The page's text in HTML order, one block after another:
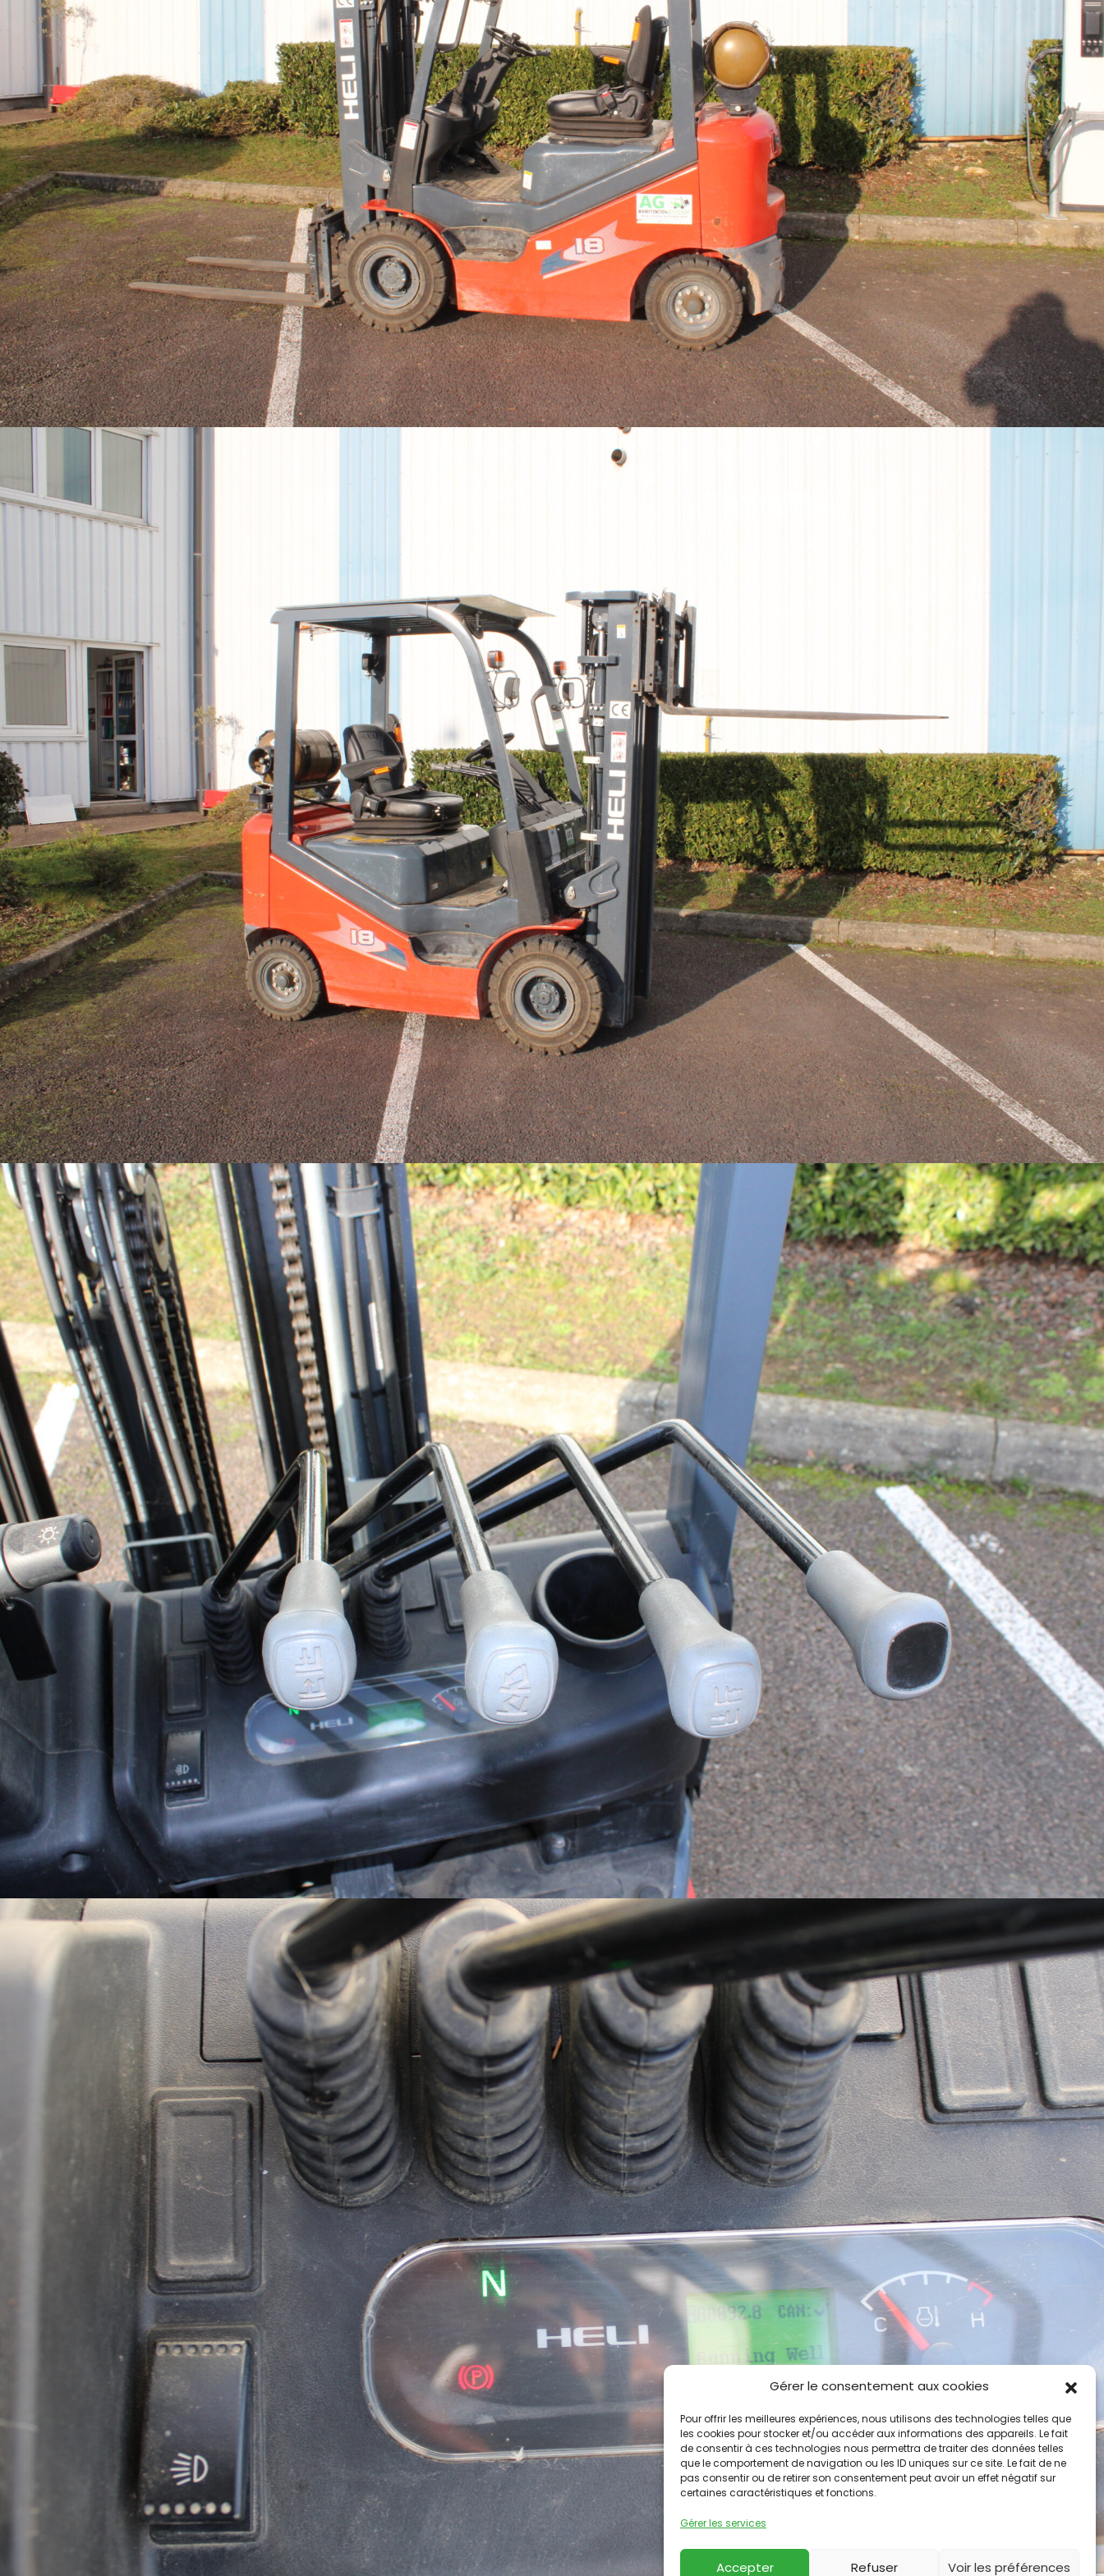
Gérer le consentement aux cookies
Pour offrir les meilleures expériences, nous utilisons des technologies telles que
les cookies pour stocker et/ou accéder aux informations des appareils. Le fait
de consentir à ces technologies nous permettra de traiter des données telles
que le comportement de navigation ou les ID uniques sur ce site. Le fait de ne
pas consentir ou de retirer son consentement peut avoir un effet négatif sur
certaines caractéristiques et fonctions.
Gérer les services
Accepter Refuser Voir les préférences
MARQUE :HELI
Chariot à contrepoids thermiques
HELI CPYD18